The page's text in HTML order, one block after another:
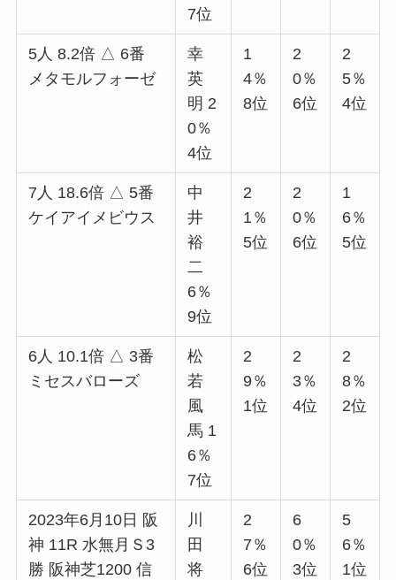
7位
5人 8.2倍 △ 6番
メタモルフォーゼ
幸
英
明 2
0％
4位
1
4％
8位
2
0％
6位
2
5％
4位
7人 18.6倍 △ 5番
ケイアイメビウス
中
井
裕
二
6％
9位
2
1％
5位
2
0％
6位
1
6％
5位
6人 10.1倍 △ 3番
ミセスバローズ
松
若
風
馬 1
6％
7位
2
9％
1位
2
3％
4位
2
8％
2位
2023年6月10日 阪
神 11R 水無月Ｓ3
勝 阪神芝1200 信
川
田
将
2
7％
6位
6
0％
3位
5
6％
1位